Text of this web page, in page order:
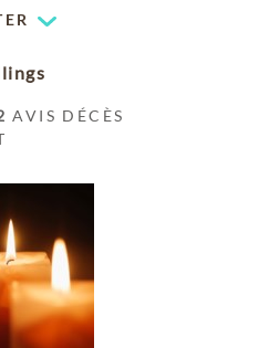
AVIS DÉCÈS